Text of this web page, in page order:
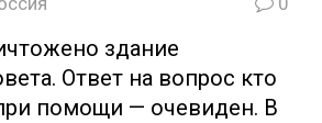
здание
Ответ на вопрос кто
помощи — очевиден. В